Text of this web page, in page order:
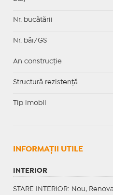
Nr. bucătării
Nr. băi/GS
An construcție
Structură rezistență
Tip imobil
INFORMAŢII UTILE
INTERIOR
STARE INTERIOR: Nou,